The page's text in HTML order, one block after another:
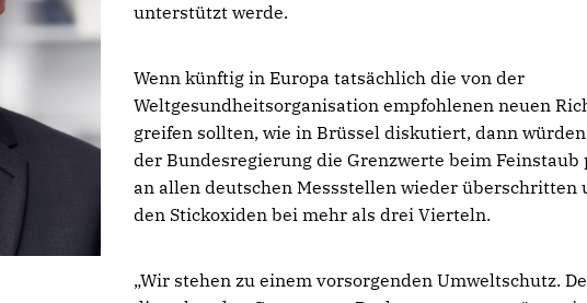
unterstützt werde.
Wenn künftig in Europa tatsächlich die von der
Weltgesundheitsorganisation empfohlenen neuen
greifen sollten, wie in Brüssel diskutiert, dann
der Bundesregierung die Grenzwerte beim Feinstaub
an allen deutschen Messstellen wieder überschritten
den Stickoxiden bei mehr als drei Vierteln.
Wir stehen zu einem vorsorgenden Umweltschutz.